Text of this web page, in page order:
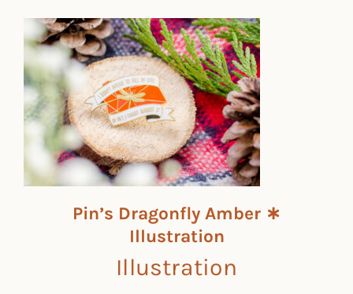
Pin’s Dragonfly Amber ∗ Illustration
Illustration
Pin’s Dragonfly Amber ∗
Illustration
Illustration